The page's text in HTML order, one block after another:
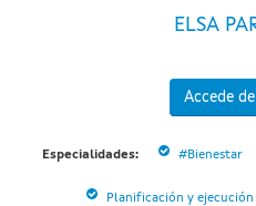
ELSA
Accede
Especialidades: #Bienestar
Planificación y